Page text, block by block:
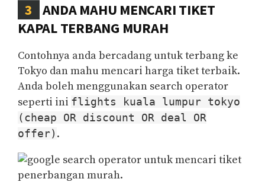
3
ANDA MAHU MENCARI TIKET
KAPAL TERBANG MURAH
Contohnya anda bercadang untuk terbang ke
Tokyo dan mahu mencari harga tiket terbaik.
Anda boleh menggunakan search operator
seperti ini flights kuala lumpur tokyo
(cheap OR discount OR deal OR
offer) .